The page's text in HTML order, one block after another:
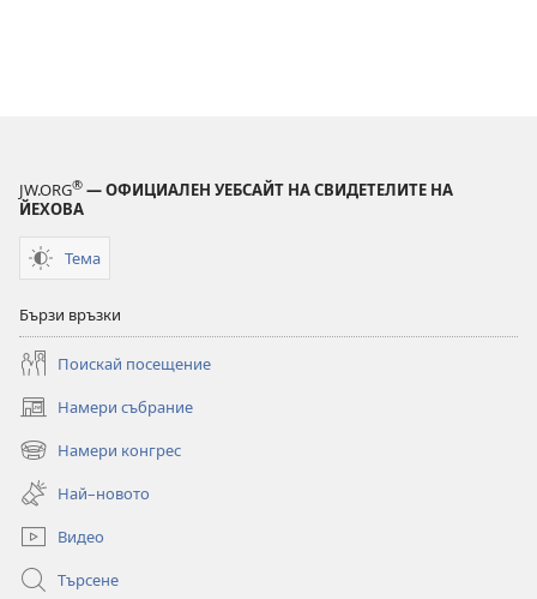
JW.ORG® — ОФИЦИАЛЕН УЕБСАЙТ НА СВИДЕТЕЛИТЕ НА
ЙЕХОВА
Тема
Бързи връзки
Поискай посещение
Намери събрание
(отваря
нов
прозорец)
Намери конгрес
(отваря
нов
прозорец)
Най–новото
Видео
Търсене